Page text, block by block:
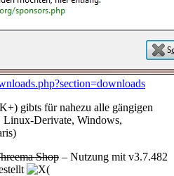
gibts für nahezu alle gängigen
Linux-Derivate, Windows,
Shop – Nutzung mit v3.7.482